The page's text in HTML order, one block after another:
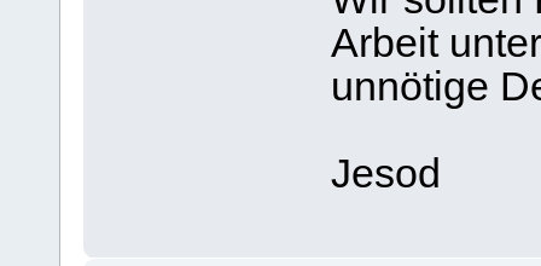
Arbeit
unnötige
Jesod